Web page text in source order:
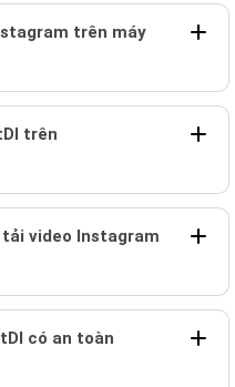
trên máy
trên
video Instagram
có an toàn